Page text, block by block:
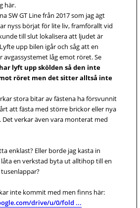
här.
SW GT Line från 2017 som jag ägt
nyss börjat för lite liv, framförallt vid
till slut lokalisera att ljudet är
upp bilen igår och såg att en
avgassystemet låg emot röret. Se
har lyft upp skölden så den inte
röret men det sitter alltså inte
stora bitar av fästena ha försvunnit
att fästa med större brickor eller nya
Det verkar även vara monterat med
enklast? Eller borde jag kasta in
en verkstad byta ut alltihop till en
inte kommit med men finns här:
drive/u/0/fold ...